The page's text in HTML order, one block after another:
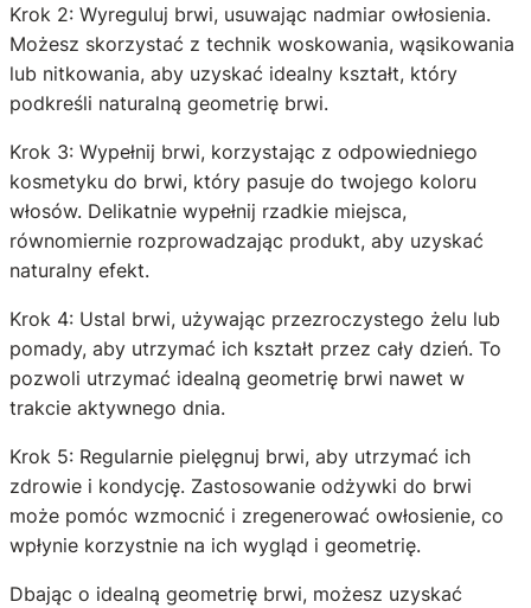
Krok 2: Wyreguluj brwi, usuwając nadmiar owłosienia.
Możesz skorzystać z technik woskowania, wąsikowania
lub nitkowania, aby uzyskać idealny kształt, który
podkreśli naturalną geometrię brwi.
Krok 3: Wypełnij brwi, korzystając z odpowiedniego
kosmetyku do brwi, który pasuje do twojego koloru
włosów. Delikatnie wypełnij rzadkie miejsca,
równomiernie rozprowadzając produkt, aby uzyskać
naturalny efekt.
Krok 4: Ustal brwi, używając przezroczystego żelu lub
pomady, aby utrzymać ich kształt przez cały dzień. To
pozwoli utrzymać idealną geometrię brwi nawet w
trakcie aktywnego dnia.
Krok 5: Regularnie pielęgnuj brwi, aby utrzymać ich
zdrowie i kondycję. Zastosowanie odżywki do brwi
może pomóc wzmocnić i zregenerować owłosienie, co
wpłynie korzystnie na ich wygląd i geometrię.
Dbając o idealną geometrię brwi, możesz uzyskać